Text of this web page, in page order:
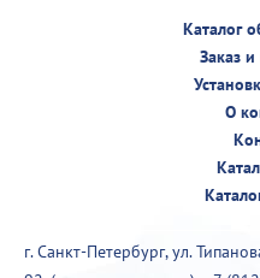
Каталог
Заказ
О
г. Санкт-Петербург, ул.